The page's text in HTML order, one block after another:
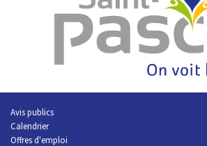
Avis publics
Calendrier
Offres d'emploi